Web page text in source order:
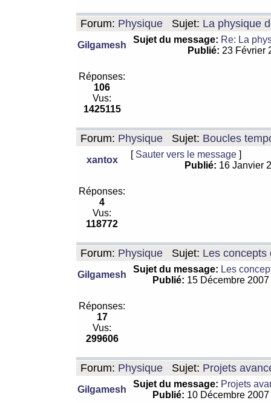
Forum: Physique Sujet: La physique
Gilgamesh
Sujet du message: Re: La
Publié: 23 Février
Réponses:
106
Vus:
1425115
Forum: Physique Sujet: Boucles
xantox
[ Sauter vers le message ]
Publié: 16 Janvier
Réponses:
4
Vus:
118772
Forum: Physique Sujet: Les concepts
Gilgamesh
Sujet du message: Les
Publié: 15 Décembre
Réponses:
17
Vus:
299606
Forum: Physique Sujet: Projets
Gilgamesh
Sujet du message: Projets
Publié: 10 Décembre